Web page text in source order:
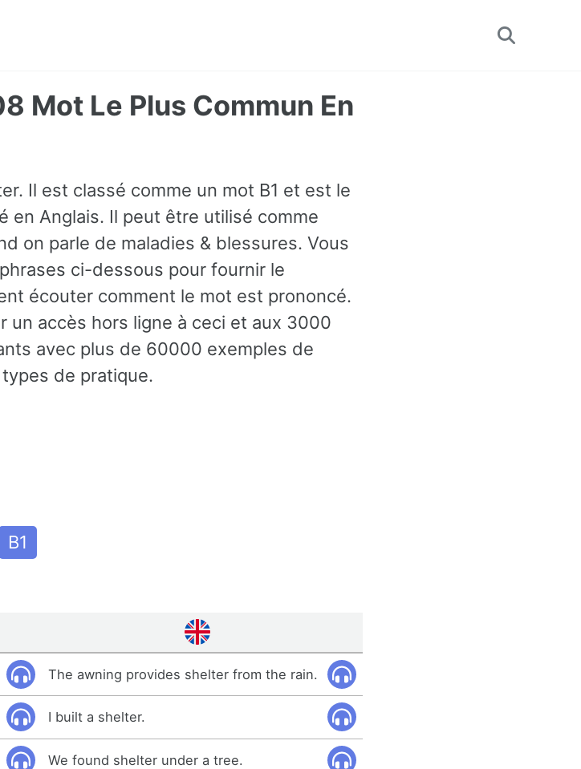
Toggle
Mot Le Plus Commun En
Il est classé comme un mot B1 et est le
en Anglais. Il peut être utilisé comme
on parle de maladies & blessures. Vous
ci-dessous pour fournir le
écouter comment le mot est prononcé.
un accès hors ligne à ceci et aux 3000
avec plus de 60000 exemples de
de pratique.
B1
The awning provides shelter from the rain.
I built a shelter.
We found shelter under a tree.